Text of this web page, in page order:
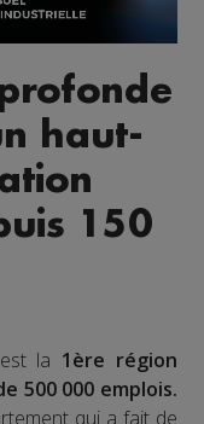
haut-
150
la 1ère région
500 000 emplois.
qui a fait de